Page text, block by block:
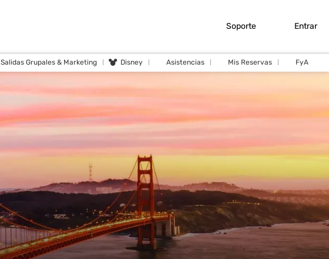
Soporte Entrar
Salidas Grupales & Marketing Disney Asistencias Mis Reservas FyA